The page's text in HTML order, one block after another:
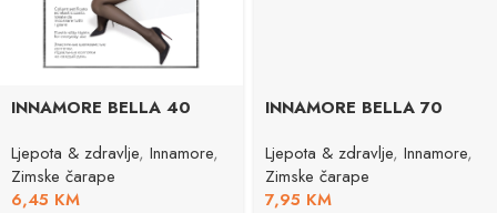
INNAMORE BELLA 40
Ljepota & zdravlje, Innamore,
Zimske čarape
6,45 KM
INNAMORE BELLA 70
Ljepota & zdravlje, Innamore,
Zimske čarape
7,95 KM